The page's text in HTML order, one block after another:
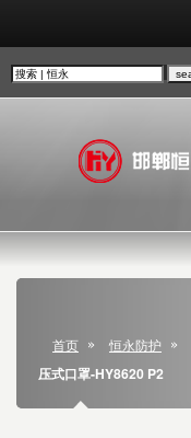
首页 恒永防护
压式口罩-HY8620 P2